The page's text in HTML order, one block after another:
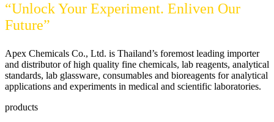
“Unlock Your Experiment. Enliven Our
Future”
Apex Chemicals Co., Ltd. is Thailand’s foremost leading importer
and distributor of high quality fine chemicals, lab reagents, analytical
standards, lab glassware, consumables and bioreagents for analytical
applications and experiments in medical and scientific laboratories.
products